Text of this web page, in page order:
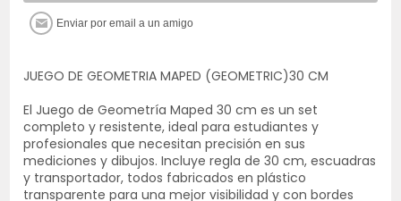
JUEGO DE GEOMETRIA MAPED (GEOMETRIC)30 CM
El Juego de Geometría Maped 30 cm es un set
completo y resistente, ideal para estudiantes y
profesionales que necesitan precisión en sus
mediciones y dibujos. Incluye regla de 30 cm, escuadras
y transportador, todos fabricados en plástico
transparente para una mejor visibilidad y con bordes